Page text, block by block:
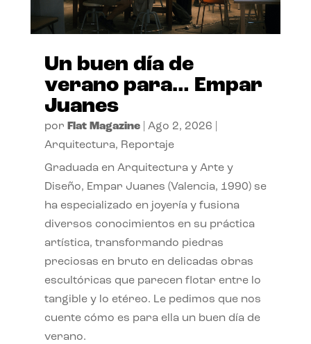
Un buen día de
verano para… Empar
Juanes
por Flat Magazine| Ago 2, 2026
Arquitectura, Reportaje
Graduada en Arquitectura y Arte y
Diseño, Empar Juanes (Valencia, 1990) se
ha especializado en joyería y fusiona
diversos conocimientos en su práctica
artística, transformando piedras
preciosas en bruto en delicadas obras
escultóricas que parecen flotar entre lo
tangible y lo etéreo. Le pedimos que nos
cuente cómo es para ella un buen día de
verano.